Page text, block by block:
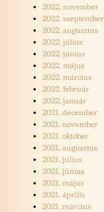
2022. november
2022. szeptember
2022. augusztus
2022. július
2022. június
2022. május
2022. március
2022. február
2022. január
2021. december
2021. november
2021. október
2021. augusztus
2021. július
2021. június
2021. május
2021. április
2021. március